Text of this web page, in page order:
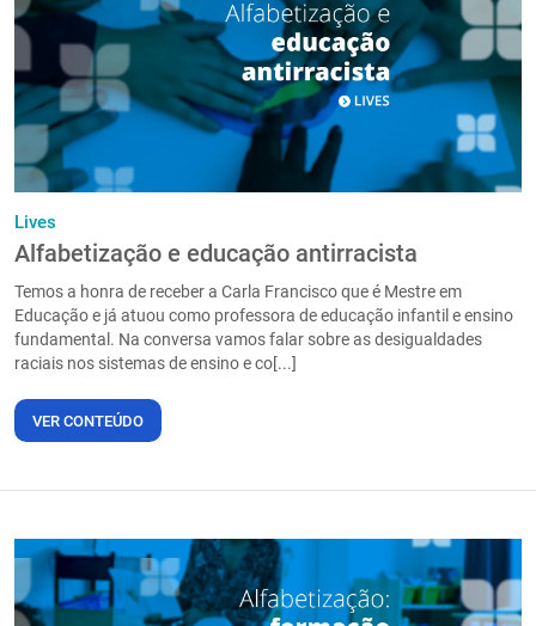
Lives
Alfabetização e educação antirracista
Temos a honra de receber a Carla Francisco que é Mestre em
Educação e já atuou como professora de educação infantil e ensino
fundamental. Na conversa vamos falar sobre as desigualdades
raciais nos sistemas de ensino e co[...]
VER CONTEÚDO